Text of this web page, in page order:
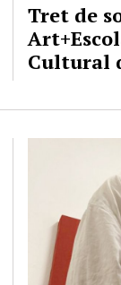
Tret de
Cultural